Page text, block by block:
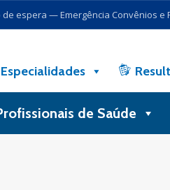
de espera — Emergência Convênios e
Especialidades
de Saúde